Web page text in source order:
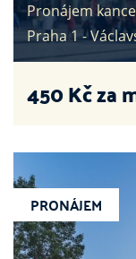
Pronájem
Praha 1 -
450Kč za
PRONÁJEM